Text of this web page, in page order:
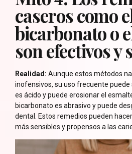
caseros como
bicarbonato o
son efectivos y
Realidad: Aunque estos métodos
inofensivos, su uso frecuente puede
es ácido y puede erosionar el
bicarbonato es abrasivo y puede
dental. Estos remedios pueden
más sensibles y propensos a las